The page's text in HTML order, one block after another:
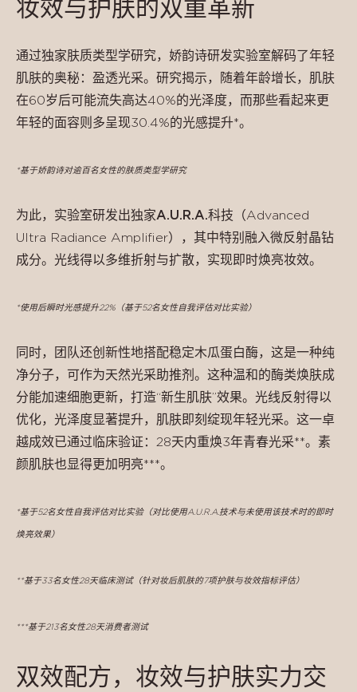
妆效与护肤的双重革新
通过独家肤质类型学研究，娇韵诗研发实验室解码了年轻
肌肤的奥秘：盈透光采。研究揭示，随着年龄增长，肌肤
在60岁后可能流失高达40%的光泽度，而那些看起来更
年轻的面容则多呈现30.4%的光感提升*。
*基于娇韵诗对逾百名女性的肤质类型学研究
为此，实验室研发出独家A.U.R.A.科技 （Advanced
Ultra Radiance Amplifier），其中特别融入微反射晶钻
成分。光线得以多维折射与扩散，实现即时焕亮妆效。
*使用后瞬时光感提升22%（基于52名女性自我评估对比实验）
同时，团队还创新性地搭配稳定木瓜蛋白酶，这是一种纯
净分子，可作为天然光采助推剂。这种温和的酶类焕肤成
分能加速细胞更新，打造“新生肌肤”效果。光线反射得以
优化，光泽度显著提升，肌肤即刻绽现年轻光采。这一卓
越成效已通过临床验证：28天内重焕3年青春光采**。素
颜肌肤也显得更加明亮***。
*基于52名女性自我评估对比实验（对比使用A.U.R.A.技术与未使用该技术时的即时
焕亮效果）
**基于33名女性28天临床测试（针对妆后肌肤的7项护肤与妆效指标评估）
***基于213名女性28天消费者测试
双效配方，妆效与护肤实力交